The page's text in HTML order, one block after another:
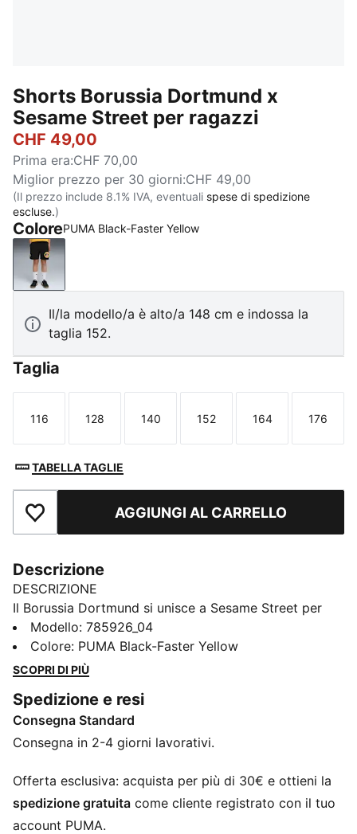
Shorts Borussia Dortmund x
Sesame Street per ragazzi
CHF 49,00
Prima era:CHF 70,00
Miglior prezzo per 30 giorni:CHF 49,00
(Il prezzo include 8.1% IVA, eventuali spese di spedizione
escluse.)
ColorePUMA Black-Faster Yellow
PUMA Black-Faster Yellow
Il/la modello/a è alto/a 148 cm e indossa la
taglia 152.
Taglia
Taglia
116
Taglia
128
Taglia
140
Taglia
152
Taglia
164
Taglia
176
TABELLA TAGLIE
Aggiungi ai PreferitiAGGIUNGI AL CARRELLO
Descrizione
DESCRIZIONE
Il Borussia Dortmund si unisce a Sesame Street per
una nuova collab. Ispirata alla gioia dell’infanzia e allo
spirito instancabile dei Gialloneri, la collezione
Borussia Dortmund x Sesame Street unisce design
cuore e la passione dei veri tifosi.
DETTAGLI
Vestibilità: Regolare
Vita: Media
Tasche: Tasca laterale
Grafica Borussia Dortmund e Sesame Street sulla
Modello: 785926_04
Colore: PUMA Black-Faster Yellow
SCOPRI DI PIÙ
Spedizione e resi
Consegna Standard
Consegna in 2-4 giorni lavorativi.
Offerta esclusiva: acquista per più di 30€ e ottieni la
spedizione gratuita come cliente registrato con il tuo
account PUMA.